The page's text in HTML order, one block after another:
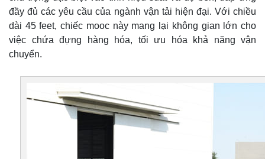
đầy đủ các yêu cầu của ngành vận tải hiện đại. Với chiều
dài 45 feet, chiếc mooc này mang lại không gian lớn cho
việc chứa đựng hàng hóa, tối ưu hóa khả năng vận
chuyển.